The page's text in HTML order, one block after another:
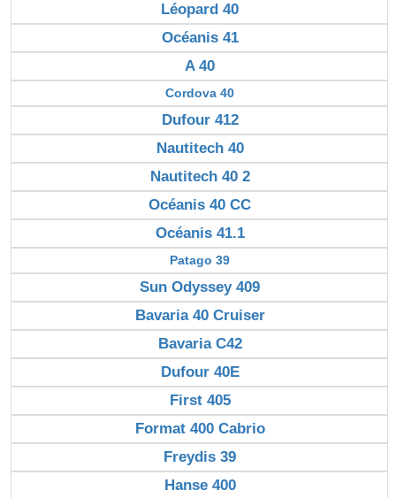
Léopard 40
Océanis 41
A 40
Cordova 40
Dufour 412
Nautitech 40
Nautitech 40 2
Océanis 40 CC
Océanis 41.1
Patago 39
Sun Odyssey 409
Bavaria 40 Cruiser
Bavaria C42
Dufour 40E
First 405
Format 400 Cabrio
Freydis 39
Hanse 400